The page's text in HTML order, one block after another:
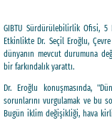
GIBTU Sürdürülebilirlik Ofisi, 5
Etkinlikte Dr. Seçil Eroğlu,
dünyanın mevcut durumuna
bir farkındalık yarattı.
Dr. Eroğlu konuşmasında,
sorunlarını vurgulamak ve bu
Bugün iklim değişikliği, hava